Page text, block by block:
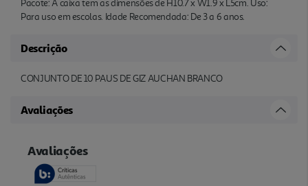
Pacote: A caixa tem as dimensões de H10.7 x W1.9 x L5cm. Uso:
Para uso em escolas. Idade Recomendada: De 3 a 6 anos.
Descrição
CONJUNTO DE 10 PAUS DE GIZ AUCHAN BRANCO
Avaliações